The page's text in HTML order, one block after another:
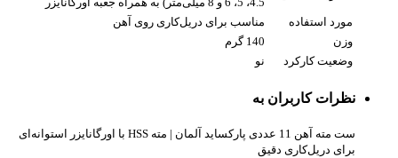
مورد استفاده
مناسب برای دریل‌کاری روی آهن
وزن
140 گرم
وضعیت کارکرد
نو
نظرات کاربران به
ست مته آهن 11 عددی پارکساید آلمان | مته HSS با اورگانایزر استوانه‌ای
برای دریل‌کاری دقیق